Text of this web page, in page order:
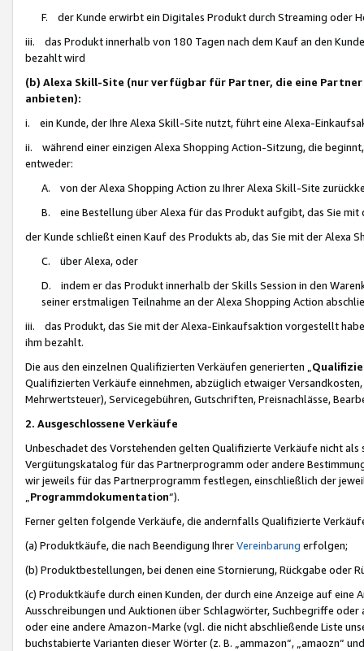
F. der Kunde erwirbt ein Digitales Produkt durch Streaming oder
iii. das Produkt innerhalb von 180 Tagen nach dem Kauf an den
bezahlt wird
(b) Alexa Skill-Site (nur verfügbar für Partner, die eine
anbieten):
i. ein Kunde, der Ihre Alexa Skill-Site nutzt, führt eine Alexa-
ii. während einer einzigen Alexa Shopping Action-Sitzung, die
entweder:
A. von der Alexa Shopping Action zu Ihrer Alexa Skill-Site
B. eine Bestellung über Alexa für das Produkt aufgibt, das Sie mit
der Kunde schließt einen Kauf des Produkts ab, das Sie mit der Alexa
C. über Alexa, oder
D. indem er das Produkt innerhalb der Skills Session in den
seiner erstmaligen Teilnahme an der Alexa Shopping Action
iii. das Produkt, das Sie mit der Alexa-Einkaufsaktion vorgestellt
ihm bezahlt.
Die aus den einzelnen Qualifizierten Verkäufen generierten „
Qualifizierten Verkäufe einnehmen, abzüglich etwaiger
Mehrwertsteuer), Servicegebühren, Gutschriften, Preisnachlässe,
2. Ausgeschlossene Verkäufe
Unbeschadet des Vorstehenden gelten Qualifizierte Verkäufe nicht
Vergütungskatalog für das Partnerprogramm oder andere
wir jeweils für das Partnerprogramm festlegen, einschließlich der
Programmdokumentation“).
Ferner gelten folgende Verkäufe, die andernfalls Qualifizierte
(a) Produktkäufe, die nach Beendigung IhrerVereinbarung erfolgen;
(b) Produktbestellungen, bei denen eine Stornierung, Rückgabe oder
(c) Produktkäufe durch einen Kunden, der durch eine Anzeige auf
Ausschreibungen und Auktionen über Schlagwörter, Suchbegriffe
oder eine andere Amazon-Marke (vgl. die nicht abschließende Liste
buchstabierte Varianten dieser Wörter (z. B. „ammazon“, „amaozn“